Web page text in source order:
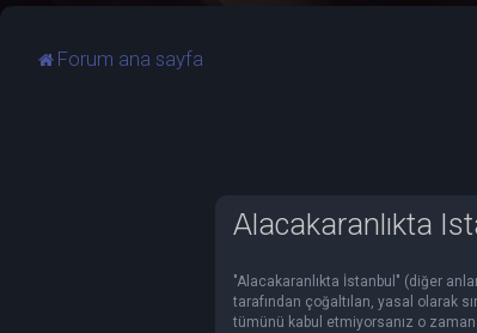
Forum ana sayfa
Alacakaranlıkta
"Alacakaranlıkta İstanbul" (diğer
tarafından çoğaltılan, yasal olarak
tümünü kabul etmiyorsanız o